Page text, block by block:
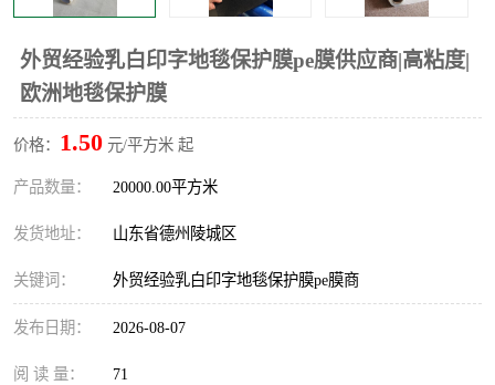
外贸经验乳白印字地毯保护膜pe膜供应商|高粘度|
欧洲地毯保护膜
价格： 1.50 元/平方米 起
产品数量： 20000.00平方米
发货地址： 山东省德州陵城区
关键词： 外贸经验乳白印字地毯保护膜pe膜商
发布日期： 2026-08-07
阅 读 量： 71